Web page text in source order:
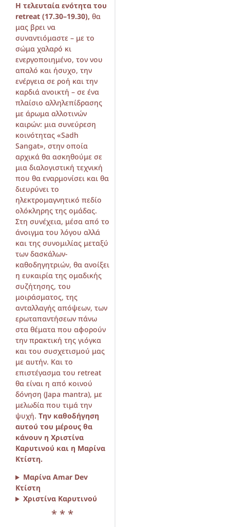
Η τελευταία ενότητα του
retreat (17.30–19.30), θα
μας βρει να
συναντιόμαστε – με το
σώμα χαλαρό κι
ενεργοποιημένο, τον νου
απαλό και ήσυχο, την
ενέργεια σε ροή και την
καρδιά ανοικτή – σε ένα
πλαίσιο αλληλεπίδρασης
με άρωμα αλλοτινών
καιρών: μια συνεύρεση
κοινότητας «Sadh
Sangat», στην οποία
αρχικά θα ασκηθούμε σε
μια διαλογιστική τεχνική
που θα εναρμονίσει και θα
διευρύνει το
ηλεκτρομαγνητικό πεδίο
ολόκληρης της ομάδας.
Στη συνέχεια, μέσα από το
άνοιγμα του λόγου αλλά
και της συνομιλίας μεταξύ
των δασκάλων-
καθοδηγητριών, θα ανοίξει
η ευκαιρία της ομαδικής
συζήτησης, του
μοιράσματος, της
ανταλλαγής απόψεων, των
ερωταπαντήσεων πάνω
στα θέματα που αφορούν
την πρακτική της γιόγκα
και του συσχετισμού μας
με αυτήν. Και το
επιστέγασμα του retreat
θα είναι η από κοινού
δόνηση (Japa mantra), με
μελωδία που τιμά την
ψυχή. Την καθοδήγηση
αυτού του μέρους θα
κάνουν η Χριστίνα
Καρυτινού και η Μαρίνα
Κτίστη.
Μαρίνα Amar Dev
Κτίστη
Χριστίνα Καρυτινού
* * *